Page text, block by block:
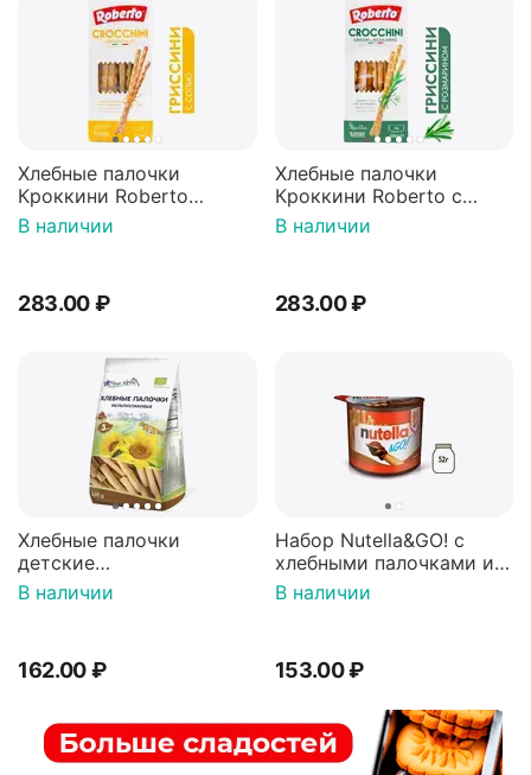
Хлебные палочки
Кроккини Roberto
соленые, 250 г
В наличии
283.00₽
Хлебные палочки
Кроккини Roberto с
розмарином, 250 г
В наличии
283.00₽
Хлебные палочки
детские
МУЛЬТИЗЛАКОВЫЕ, с 3
лет, 100 г
В наличии
162.00₽
Набор Nutella&GO! c
хлебными палочками и
ореховой пастой Nutella,
В наличии
153.00₽